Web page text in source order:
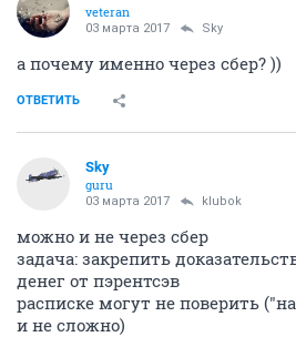
veteran
03 марта 2017 Sky
а почему именно через сбер? ))
ОТВЕТИТЬ
Sky
guru
03 марта 2017 klubok
можно и не через сбер
задача: закрепить
денег от пэрентсэв
расписке могут не поверить
и не сложно)